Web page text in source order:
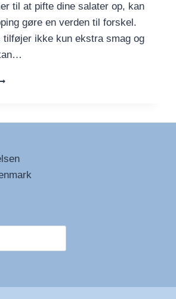
til at pifte dine salater op, kan
gøre en verden til forskel.
tilføjer ikke kun ekstra smag og